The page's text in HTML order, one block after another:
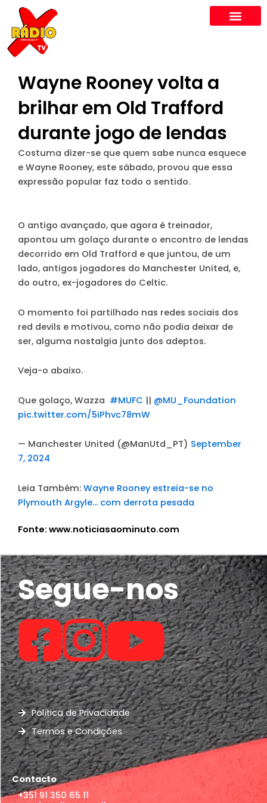
content
Wayne Rooney volta a
brilhar em Old Trafford
durante jogo de lendas
Costuma dizer-se que quem sabe nunca esquece
e Wayne Rooney, este sábado, provou que essa
expressão popular faz todo o sentido.
O antigo avançado, que agora é treinador,
apontou um golaço durante o encontro de lendas
decorrido em Old Trafford e que juntou, de um
lado, antigos jogadores do Manchester United, e,
do outro, ex-jogadores do Celtic.
O momento foi partilhado nas redes sociais dos
red devils e motivou, como não podia deixar de
ser, alguma nostalgia junto dos adeptos.
Veja-o abaixo.
Que golaço, Wazza ️ #MUFC || @MU_Foundation
pic.twitter.com/5iPhvc78mW
— Manchester United (@ManUtd_PT) September
7, 2024
Leia Também: Wayne Rooney estreia-se no
Plymouth Argyle… com derrota pesada
Fonte: www.noticiasaominuto.com
Segue-nos
Política de Privacidade
Termos e Condições
Contacto
+351 91 350 65 11